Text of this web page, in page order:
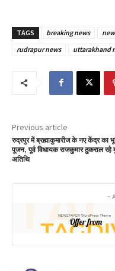
TAGS breaking news
rudrapur news
uttarakhand
Previous article
रुद्रपुर में ब्रह्माकुमारीज के नए केंद्र का
पूजन, पूर्व विधायक राजकुमार ठुकराल रहे
अतिथि
-